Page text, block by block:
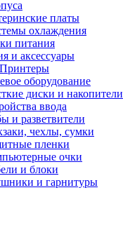
платы
охлаждения
питания
и аксессуары
оборудование
диски и накопители
ввода
и разветвители
чехлы, сумки
пленки
очки
и блоки
и гарнитуры